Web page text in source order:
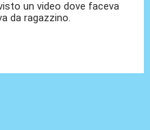
un video dove faceva
da ragazzino.